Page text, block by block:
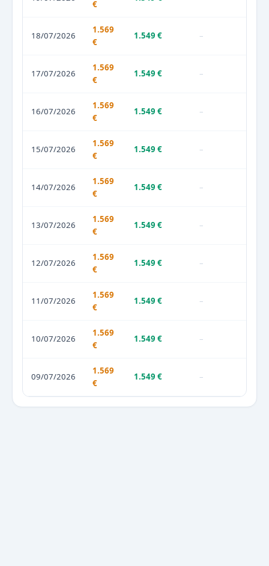
€
18/07/2026
1.569
€
1.549 € –
17/07/2026
1.569
€
1.549 € –
16/07/2026
1.569
€
1.549 € –
15/07/2026
1.569
€
1.549 € –
14/07/2026
1.569
€
1.549 € –
13/07/2026
1.569
€
1.549 € –
12/07/2026
1.569
€
1.549 € –
11/07/2026
1.569
€
1.549 € –
10/07/2026
1.569
€
1.549 € –
09/07/2026
1.569
€
1.549 € –